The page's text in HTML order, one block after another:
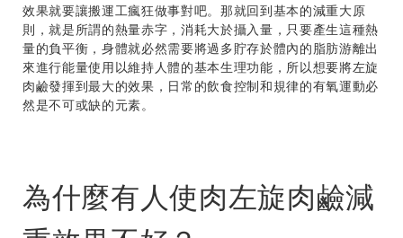
效果就要讓搬運工瘋狂做事對吧。那就回到基本的減重大原
則，就是所謂的熱量赤字，消耗大於攝入量，只要產生這種熱
量的負平衡，身體就必然需要將過多貯存於體內的脂肪游離出
來進行能量使用以維持人體的基本生理功能，所以想要將左旋
肉鹼發揮到最大的效果，日常的飲食控制和規律的有氧運動必
然是不可或缺的元素。
為什麼有人使肉左旋肉鹼減